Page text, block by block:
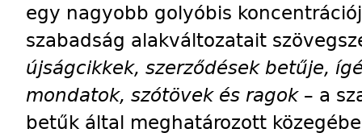
egy nagyobb golyóbis
szabadság alakváltozatait
újságcikkek, szerződések betűje,
mondatok, szótövek és ragok– a
betűk által meghatározott